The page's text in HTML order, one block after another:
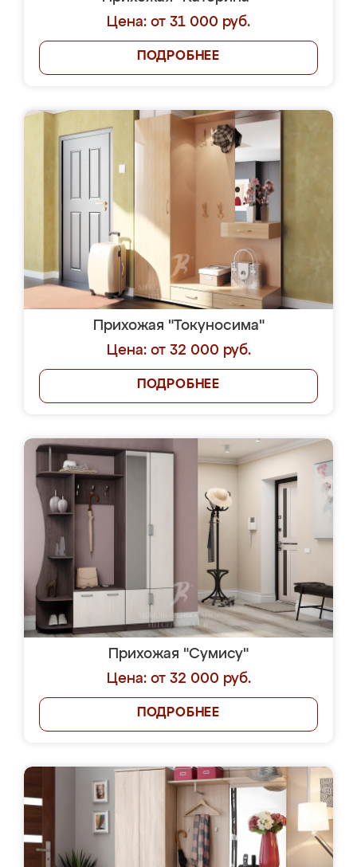
Цена: от 31 000 руб.
ПОДРОБНЕЕ
Прихожая "Токуносима"
Цена: от 32 000 руб.
ПОДРОБНЕЕ
Прихожая "Сумису"
Цена: от 32 000 руб.
ПОДРОБНЕЕ